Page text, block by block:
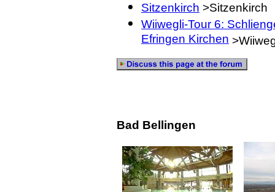
Sitzenkirch >Sitzenkirch
Wiiwegli-Tour 6:
Efringen Kirchen
Bad Bellingen